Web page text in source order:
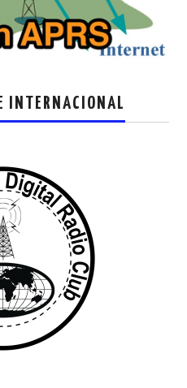
INTERNACIONAL